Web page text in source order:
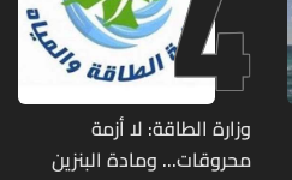
وزارة الطاقة: لا أزمة
محروقات... ومادة البنزين